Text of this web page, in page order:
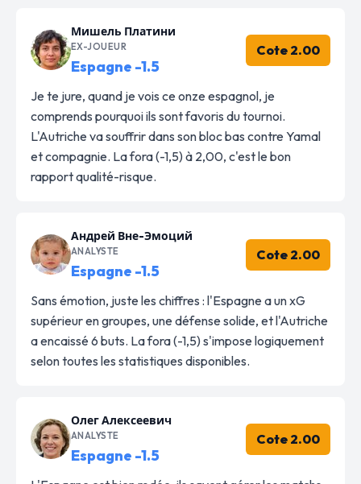
Мишель Платини
EX-JOUEUR
Espagne -1.5
Cote 2.00
Je te jure, quand je vois ce onze espagnol, je
comprends pourquoi ils sont favoris du tournoi.
L'Autriche va souffrir dans son bloc bas contre Yamal
et compagnie. La fora (-1,5) à 2,00, c'est le bon
rapport qualité-risque.
Андрей Вне-Эмоций
ANALYSTE
Espagne -1.5
Cote 2.00
Sans émotion, juste les chiffres : l'Espagne a un xG
supérieur en groupes, une défense solide, et l'Autriche
a encaissé 6 buts. La fora (-1,5) s'impose logiquement
selon toutes les statistiques disponibles.
Олег Алексеевич
ANALYSTE
Espagne -1.5
Cote 2.00